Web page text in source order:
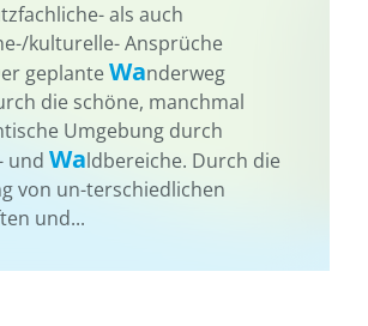
als auch
kulturelle- Ansprüche
geplanteWanderweg
die schöne, manchmal
Umgebung durch
und Waldbereiche. Durch die
von un-terschiedlichen
und...